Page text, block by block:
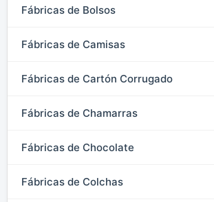
Fábricas de Bolsos
Fábricas de Camisas
Fábricas de Cartón Corrugado
Fábricas de Chamarras
Fábricas de Chocolate
Fábricas de Colchas